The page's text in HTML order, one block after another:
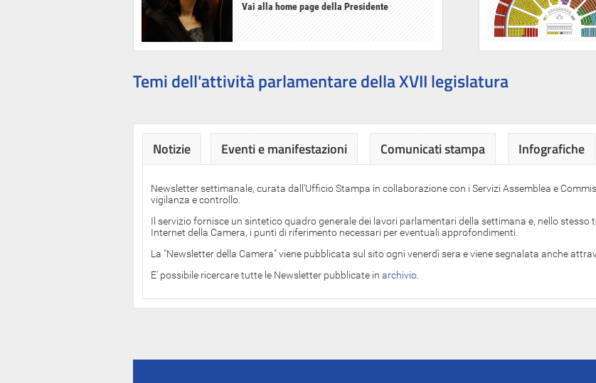
Vai alla home page della Presidente
Temi dell'attività parlamentare della XVII legislatura
Notizie Eventi e manifestazioni Comunicati stampa Infografiche
Newsletter settimanale, curata dall'Ufficio Stampa in collaborazione con i Servizi Assemblea e
vigilanza e controllo.
Il servizio fornisce un sintetico quadro generale dei lavori parlamentari della settimana e, nello
Internet della Camera, i punti di riferimento necessari per eventuali approfondimenti.
La "Newsletter della Camera" viene pubblicata sul sito ogni venerdì sera e viene segnalata anche
E' possibile ricercare tutte le Newsletter pubblicate in archivio